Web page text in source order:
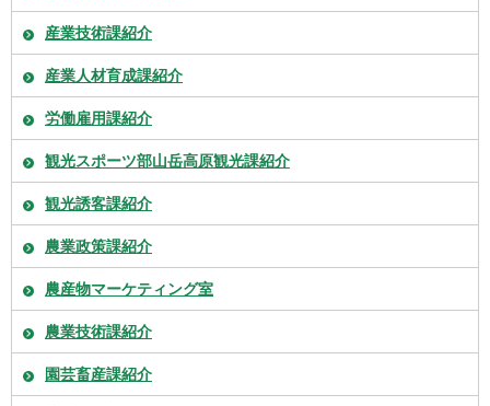
産業技術課紹介
産業人材育成課紹介
労働雇用課紹介
観光スポーツ部山岳高原観光課紹介
観光誘客課紹介
農業政策課紹介
農産物マーケティング室
農業技術課紹介
園芸畜産課紹介